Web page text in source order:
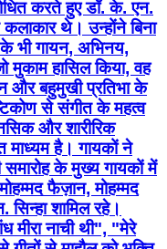
करते हुए डॉ. के. एन.
थे। उन्होंने बिना
के भी गायन, अभिनय,
मुकाम हासिल किया, वह
और बहुमुखी प्रतिभा के
से संगीत के महत्व
और शारीरिक
माध्यम है। गायकों ने
के मुख्य गायकों में
फैज़ान, मोहम्मद
शामिल रहे।
मीरा नाची थी", "मेरे